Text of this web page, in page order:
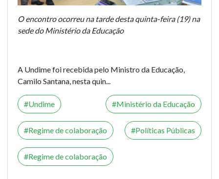
O encontro ocorreu na tarde desta quinta-feira (19) na
sede do Ministério da Educação
A Undime foi recebida pelo Ministro da Educação,
Camilo Santana, nesta quin...
Undime Ministério da Educação
Regime de colaboração Políticas Públicas
Regime de colaboração